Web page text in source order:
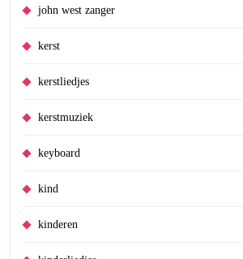
john west zanger
kerst
kerstliedjes
kerstmuziek
keyboard
kind
kinderen